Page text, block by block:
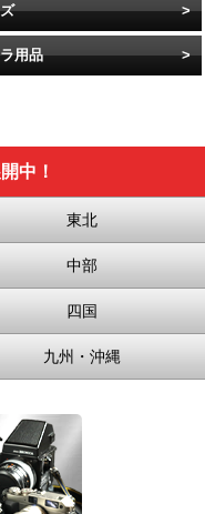
用品
中！
東北
中部
四国
九州・沖縄